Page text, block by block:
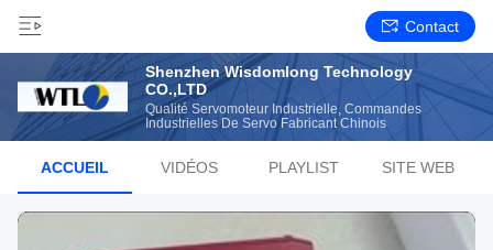
Contact
Shenzhen Wisdomlong Technology
CO.,LTD
Qualité Servomoteur Industrielle, Commandes
Industrielles De Servo Fabricant Chinois
ACCUEIL VIDÉOS PLAYLIST SITE WEB